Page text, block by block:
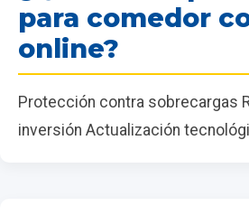
para comedor
online?
Protección contra sobrecargas
inversión Actualización